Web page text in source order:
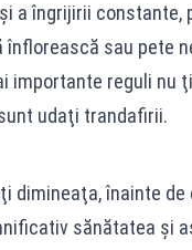
a îngrijirii constante,
sau pete
importante reguli nu
udaţi trandafirii.
dimineaţa, înainte de
sănătatea şi